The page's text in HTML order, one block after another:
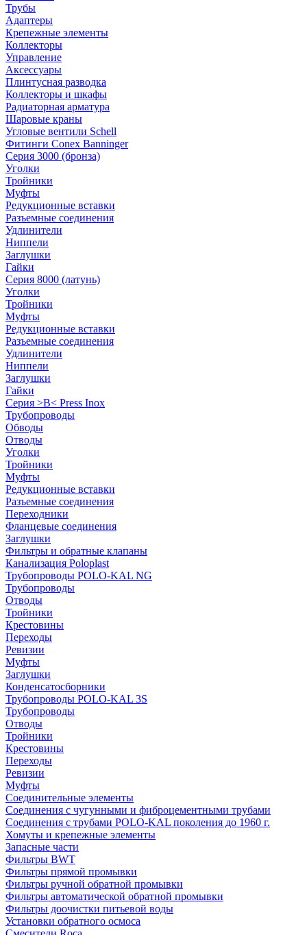
Трубы
Адаптеры
Крепежные элементы
Коллекторы
Управление
Аксессуары
Плинтусная разводка
Коллекторы и шкафы
Радиаторная арматура
Шаровые краны
Угловые вентили Schell
Фитинги Conex Banninger
Серия 3000 (бронза)
Уголки
Тройники
Муфты
Редукционные вставки
Разъемные соединения
Удлинители
Ниппели
Заглушки
Гайки
Серия 8000 (латунь)
Уголки
Тройники
Муфты
Редукционные вставки
Разъемные соединения
Удлинители
Ниппели
Заглушки
Гайки
Серия >B< Press Inox
Трубопроводы
Обводы
Отводы
Уголки
Тройники
Муфты
Редукционные вставки
Разъемные соединения
Переходники
Фланцевые соединения
Заглушки
Фильтры и обратные клапаны
Канализация Poloplast
Трубопроводы POLO-KAL NG
Трубопроводы
Отводы
Тройники
Крестовины
Переходы
Ревизии
Муфты
Заглушки
Конденсатосборники
Трубопроводы POLO-KAL 3S
Трубопроводы
Отводы
Тройники
Крестовины
Переходы
Ревизии
Муфты
Соединительные элементы
Соединения с чугунными и фиброцементными трубами
Соединения с трубами POLO-KAL поколения до 1960 г.
Хомуты и крепежные элементы
Запасные части
Фильтры BWT
Фильтры прямой промывки
Фильтры ручной обратной промывки
Фильтры автоматической обратной промывки
Фильтры доочистки питьевой воды
Установки обратного осмоса